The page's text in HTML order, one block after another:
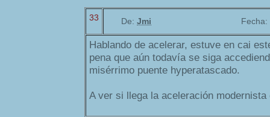
33 De: Jmi Fecha:
Hablando de acelerar, estuve en cai
pena que aún todavía se siga
misérrimo puente hyperatascado.
A ver si llega la aceleración